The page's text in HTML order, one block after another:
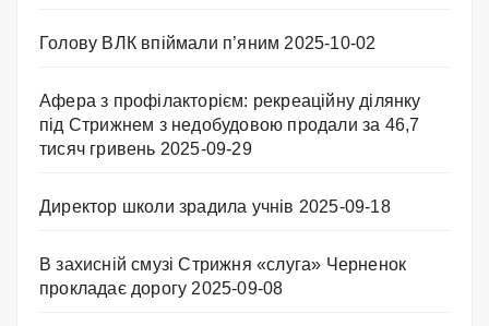
Голову ВЛК впіймали п’яним 2025-10-02
Афера з профілакторієм: рекреаційну ділянку
під Стрижнем з недобудовою продали за 46,7
тисяч гривень 2025-09-29
Директор школи зрадила учнів 2025-09-18
В захисній смузі Стрижня «слуга» Черненок
прокладає дорогу 2025-09-08